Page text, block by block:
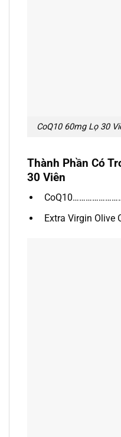
CoQ10 60mg Lọ 30
Thành Phần Có
30 Viên
Extra Virgin